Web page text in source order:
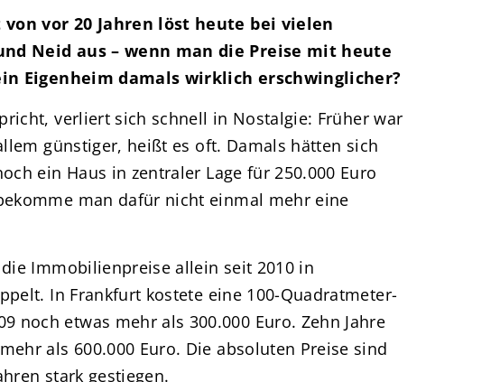
vor 20 Jahren löst heute bei vielen
Neid aus – wenn man die Preise mit heute
Eigenheim damals wirklich erschwinglicher?
verliert sich schnell in Nostalgie: Früher war
günstiger, heißt es oft. Damals hätten sich
ein Haus in zentraler Lage für 250.000 Euro
man dafür nicht einmal mehr eine
Immobilienpreise allein seit 2010 in
In Frankfurt kostete eine 100-Quadratmeter-
noch etwas mehr als 300.000 Euro. Zehn Jahre
als 600.000 Euro. Die absoluten Preise sind
stark gestiegen.